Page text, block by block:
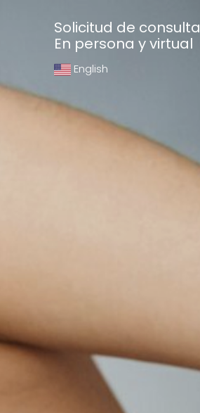
Solicitud de consulta
En persona y virtual
English